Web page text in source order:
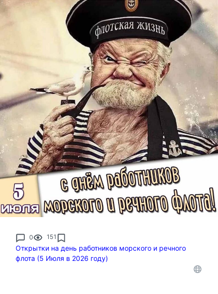
0 151
Открытки на день работников морского и речного
флота (5 Июля в 2026 году)